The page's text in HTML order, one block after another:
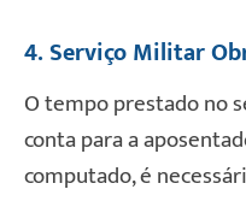
4. Serviço Militar
O tempo prestado no
conta para a
computado, é